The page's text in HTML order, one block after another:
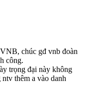
chúc gđ vnb đoàn
công.
trọng đại này không
thêm a vào danh